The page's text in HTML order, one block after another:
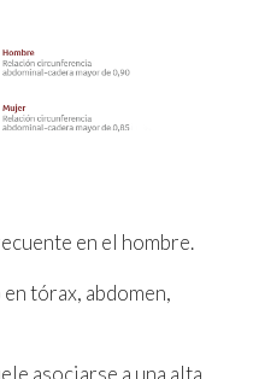
en el hombre.
tórax, abdomen,
asociarse a una alta